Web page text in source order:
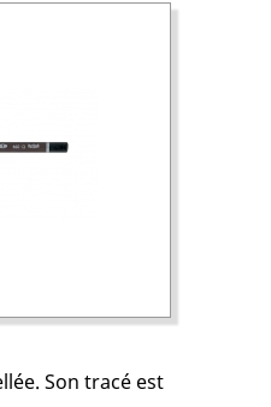
Son tracé est